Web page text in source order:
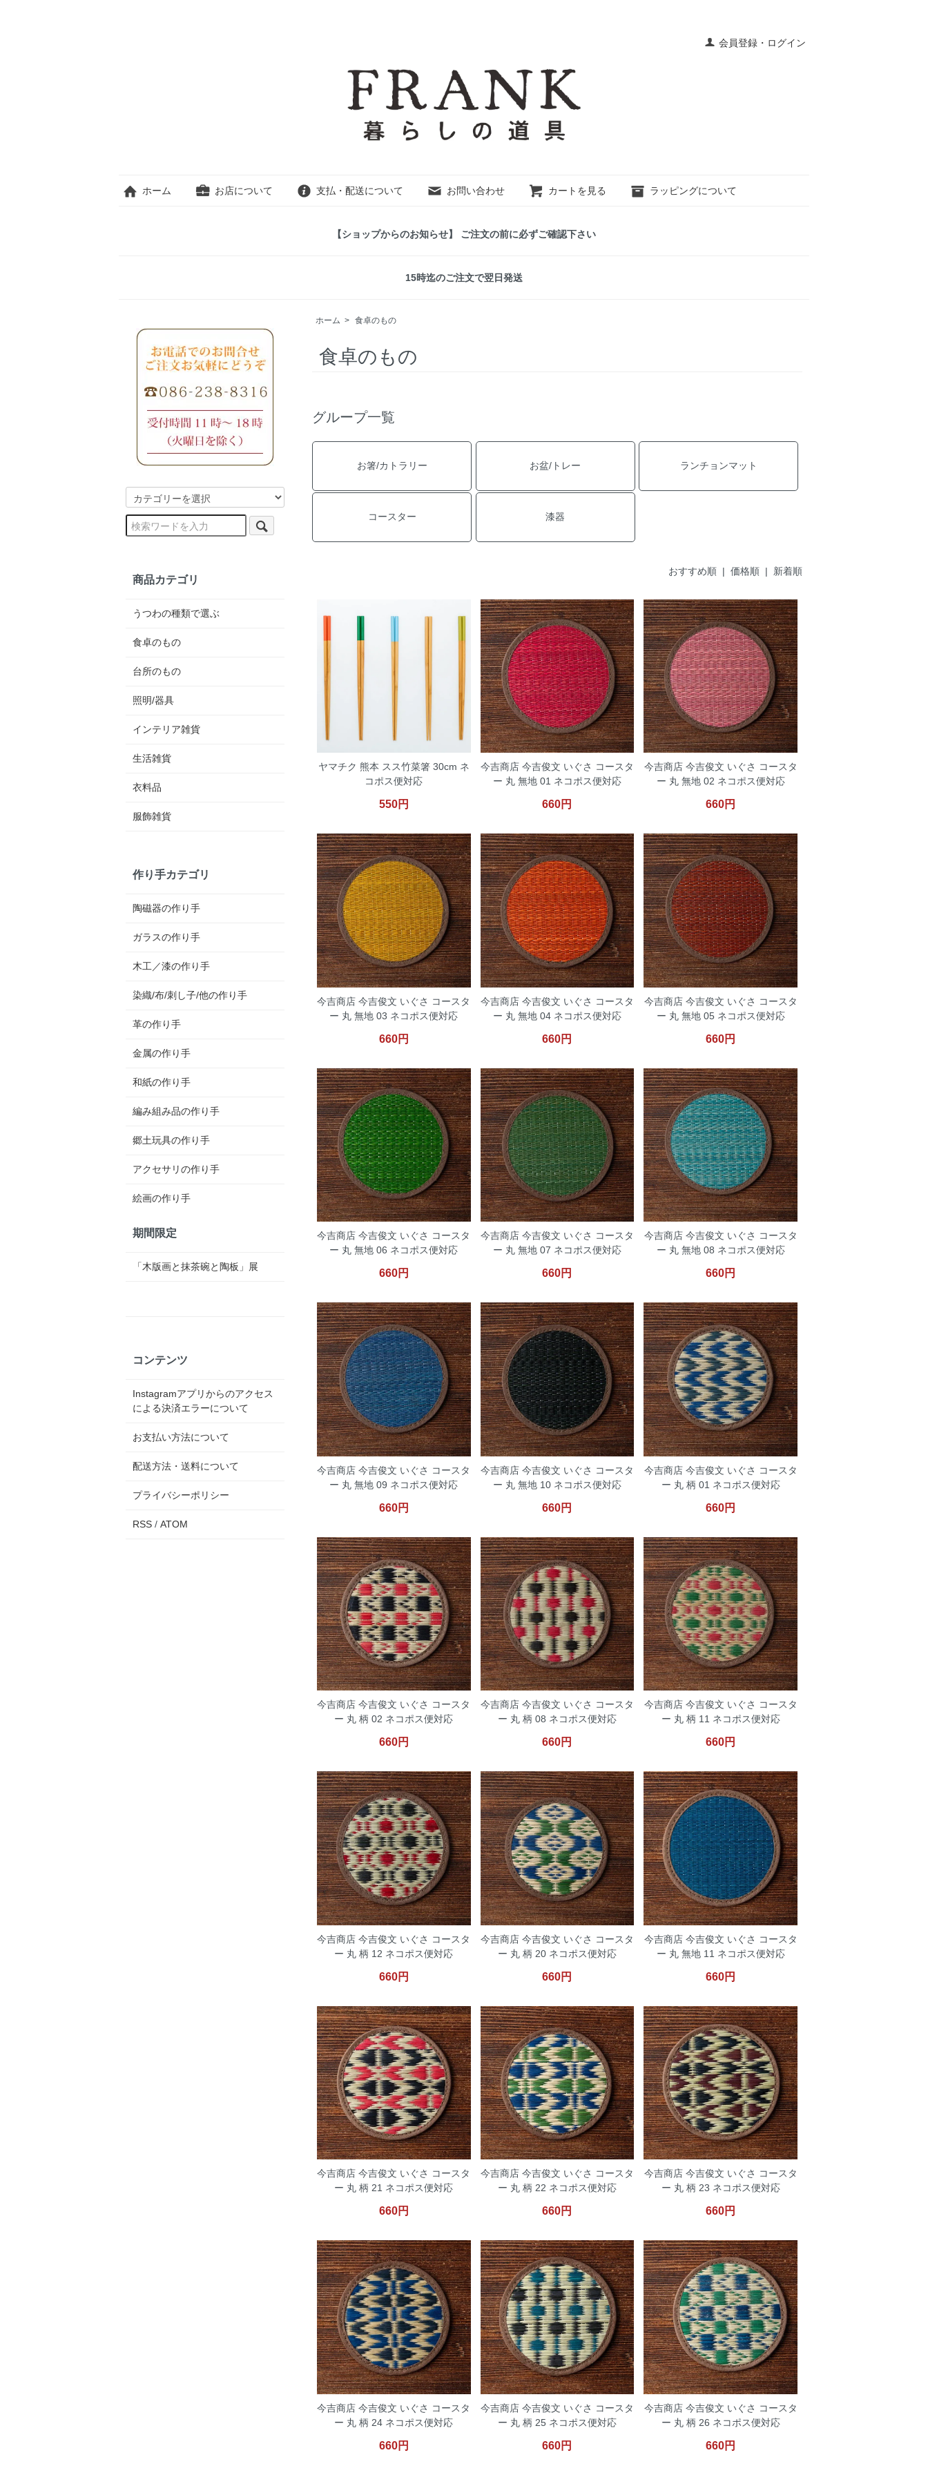
会員登録・ログイン
ホーム お店について 支払・配送について お問い合わせ カートを見る ラッピングについて
【ショップからのお知らせ】 ご注文の前に必ずご確認下さい
15時迄のご注文で翌日発送
ホーム > 食卓のもの
食卓のもの
グループ一覧
お箸/カトラリー お盆/トレー ランチョンマット
コースター 漆器
おすすめ順 | 価格順 | 新着順
ヤマチク 熊本 スス竹菜箸 30cm ネ
コポス便対応
550円
今吉商店 今吉俊文 いぐさ コースタ
ー 丸 無地 01 ネコポス便対応
660円
今吉商店 今吉俊文 いぐさ コースタ
ー 丸 無地 02 ネコポス便対応
660円
今吉商店 今吉俊文 いぐさ コースタ
ー 丸 無地 03 ネコポス便対応
660円
今吉商店 今吉俊文 いぐさ コースタ
ー 丸 無地 04 ネコポス便対応
660円
今吉商店 今吉俊文 いぐさ コースタ
ー 丸 無地 05 ネコポス便対応
660円
今吉商店 今吉俊文 いぐさ コースタ
ー 丸 無地 06 ネコポス便対応
660円
今吉商店 今吉俊文 いぐさ コースタ
ー 丸 無地 07 ネコポス便対応
660円
今吉商店 今吉俊文 いぐさ コースタ
ー 丸 無地 08 ネコポス便対応
660円
今吉商店 今吉俊文 いぐさ コースタ
ー 丸 無地 09 ネコポス便対応
660円
今吉商店 今吉俊文 いぐさ コースタ
ー 丸 無地 10 ネコポス便対応
660円
今吉商店 今吉俊文 いぐさ コースタ
ー 丸 柄 01 ネコポス便対応
660円
今吉商店 今吉俊文 いぐさ コースタ
ー 丸 柄 02 ネコポス便対応
660円
今吉商店 今吉俊文 いぐさ コースタ
ー 丸 柄 08 ネコポス便対応
660円
今吉商店 今吉俊文 いぐさ コースタ
ー 丸 柄 11 ネコポス便対応
660円
今吉商店 今吉俊文 いぐさ コースタ
ー 丸 柄 12 ネコポス便対応
660円
今吉商店 今吉俊文 いぐさ コースタ
ー 丸 柄 20 ネコポス便対応
660円
今吉商店 今吉俊文 いぐさ コースタ
ー 丸 無地 11 ネコポス便対応
660円
今吉商店 今吉俊文 いぐさ コースタ
ー 丸 柄 21 ネコポス便対応
660円
今吉商店 今吉俊文 いぐさ コースタ
ー 丸 柄 22 ネコポス便対応
660円
今吉商店 今吉俊文 いぐさ コースタ
ー 丸 柄 23 ネコポス便対応
660円
今吉商店 今吉俊文 いぐさ コースタ
ー 丸 柄 24 ネコポス便対応
660円
今吉商店 今吉俊文 いぐさ コースタ
ー 丸 柄 25 ネコポス便対応
660円
今吉商店 今吉俊文 いぐさ コースタ
ー 丸 柄 26 ネコポス便対応
660円
商品カテゴリ
うつわの種類で選ぶ
食卓のもの
台所のもの
照明/器具
インテリア雑貨
生活雑貨
衣料品
服飾雑貨
作り手カテゴリ
陶磁器の作り手
ガラスの作り手
木工／漆の作り手
染織/布/刺し子/他の作り手
革の作り手
金属の作り手
和紙の作り手
編み組み品の作り手
郷土玩具の作り手
アクセサリの作り手
絵画の作り手
期間限定
「木版画と抹茶碗と陶板」展
コンテンツ
Instagramアプリからのアクセス
による決済エラーについて
お支払い方法について
配送方法・送料について
プライバシーポリシー
RSS / ATOM